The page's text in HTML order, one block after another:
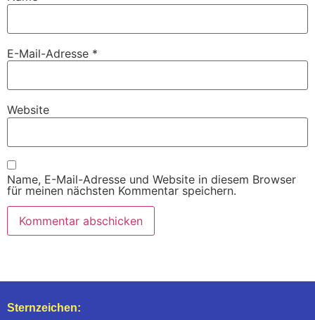
E-Mail-Adresse *
Website
Name, E-Mail-Adresse und Website in diesem Browser
für meinen nächsten Kommentar speichern.
Sternzeichen: